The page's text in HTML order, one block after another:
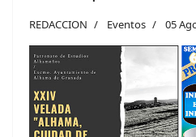
REDACCION Eventos 05